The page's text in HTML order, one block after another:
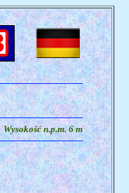
Wysokość n.p.m. 6 m